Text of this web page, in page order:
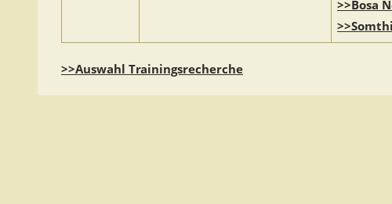
>>Bosa
>>Auswahl Trainingsrecherche